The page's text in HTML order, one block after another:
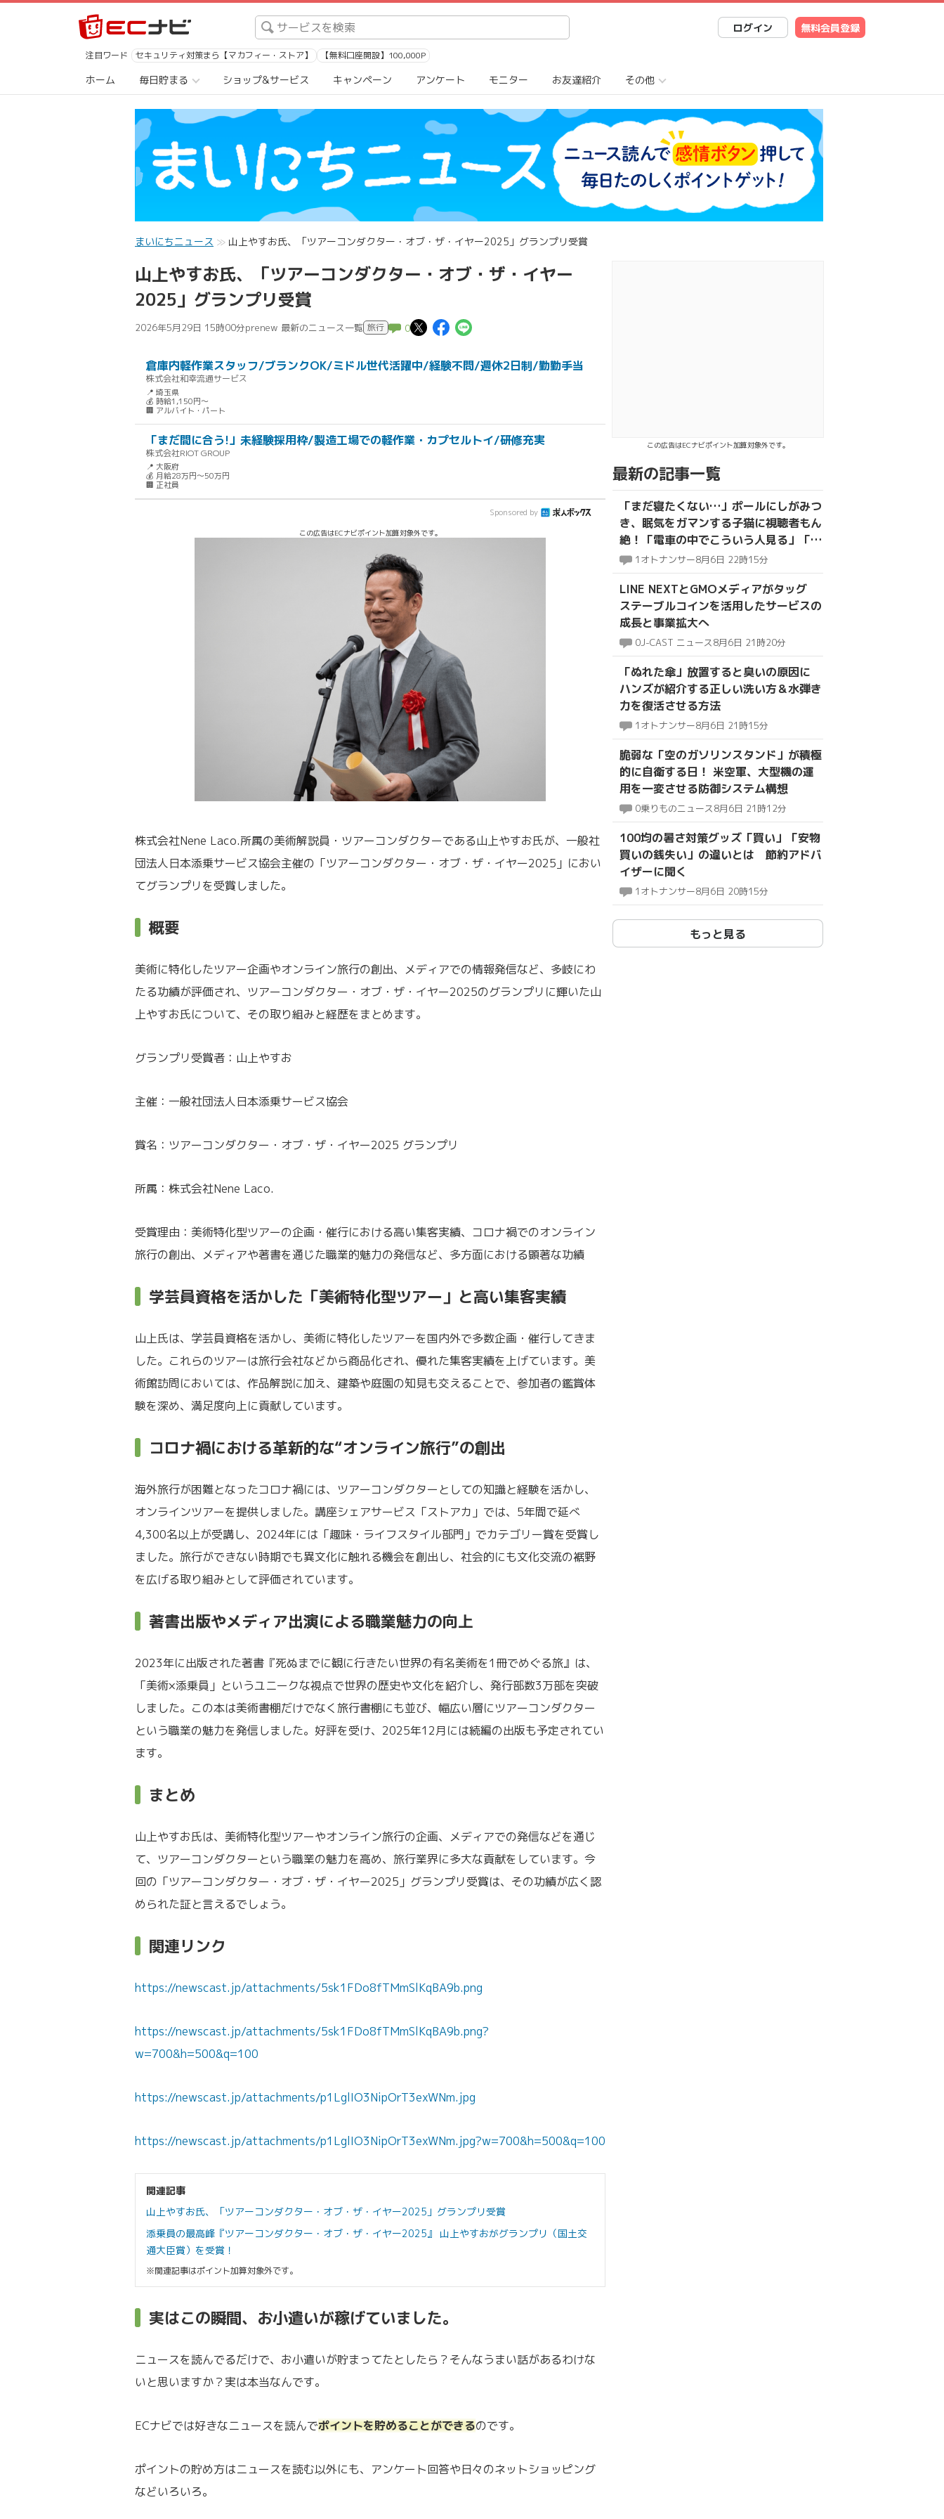
ログイン 無料会員登録
注目ワード セキュリティ対策まら【マカフィー・ストア】 【無料口座開設】100,000P
ホーム 毎日貯まる ショップ&サービス キャンペーン アンケート モニター お友達紹介 その他
まいにちニュース 山上やすお氏、「ツアーコンダクター・オブ・ザ・イヤー2025」グランプリ受賞
山上やすお氏、「ツアーコンダクター・オブ・ザ・イヤー
2025」グランプリ受賞
2026年5月29日 15時00分prenew 最新のニュース一覧 旅行 0 この記事についてポスト
この記事についてFacebookでシェア
倉庫内軽作業スタッフ/ブランクOK/ミドル世代活躍中/経験不問/週休2日制/勤勤手当
株式会社和幸流通サービス
📍 埼玉県
💰 時給1,150円～
🏢 アルバイト・パート
「まだ間に合う!」未経験採用枠/製造工場での軽作業・カプセルトイ/研修充実
株式会社RIOT GROUP
📍 大阪府
💰 月給28万円～50万円
🏢 正社員
Sponsored by
この広告はECナビポイント加算対象外です。
株式会社Nene Laco.所属の美術解説員・ツアーコンダクターである山上やすお氏が、一般社
団法人日本添乗サービス協会主催の「ツアーコンダクター・オブ・ザ・イヤー2025」におい
てグランプリを受賞しました。
概要
美術に特化したツアー企画やオンライン旅行の創出、メディアでの情報発信など、多岐にわ
たる功績が評価され、ツアーコンダクター・オブ・ザ・イヤー2025のグランプリに輝いた山
上やすお氏について、その取り組みと経歴をまとめます。
グランプリ受賞者：山上やすお
主催：一般社団法人日本添乗サービス協会
賞名：ツアーコンダクター・オブ・ザ・イヤー2025 グランプリ
所属：株式会社Nene Laco.
受賞理由：美術特化型ツアーの企画・催行における高い集客実績、コロナ禍でのオンライン
旅行の創出、メディアや著書を通じた職業的魅力の発信など、多方面における顕著な功績
学芸員資格を活かした「美術特化型ツアー」と高い集客実績
山上氏は、学芸員資格を活かし、美術に特化したツアーを国内外で多数企画・催行してきま
した。これらのツアーは旅行会社などから商品化され、優れた集客実績を上げています。美
術館訪問においては、作品解説に加え、建築や庭園の知見も交えることで、参加者の鑑賞体
験を深め、満足度向上に貢献しています。
コロナ禍における革新的な“オンライン旅行”の創出
海外旅行が困難となったコロナ禍には、ツアーコンダクターとしての知識と経験を活かし、
オンラインツアーを提供しました。講座シェアサービス「ストアカ」では、5年間で延べ
4,300名以上が受講し、2024年には「趣味・ライフスタイル部門」でカテゴリー賞を受賞し
ました。旅行ができない時期でも異文化に触れる機会を創出し、社会的にも文化交流の裾野
を広げる取り組みとして評価されています。
著書出版やメディア出演による職業魅力の向上
2023年に出版された著書『死ぬまでに観に行きたい世界の有名美術を1冊でめぐる旅』は、
「美術×添乗員」というユニークな視点で世界の歴史や文化を紹介し、発行部数3万部を突破
しました。この本は美術書棚だけでなく旅行書棚にも並び、幅広い層にツアーコンダクター
という職業の魅力を発信しました。好評を受け、2025年12月には続編の出版も予定されてい
ます。
まとめ
山上やすお氏は、美術特化型ツアーやオンライン旅行の企画、メディアでの発信などを通じ
て、ツアーコンダクターという職業の魅力を高め、旅行業界に多大な貢献をしています。今
回の「ツアーコンダクター・オブ・ザ・イヤー2025」グランプリ受賞は、その功績が広く認
められた証と言えるでしょう。
関連リンク
https://newscast.jp/attachments/5sk1FDo8fTMmSlKqBA9b.png
https://newscast.jp/attachments/5sk1FDo8fTMmSlKqBA9b.png?
w=700&h=500&q=100
https://newscast.jp/attachments/p1LglIO3NipOrT3exWNm.jpg
https://newscast.jp/attachments/p1LglIO3NipOrT3exWNm.jpg?w=700&h=500&q=100
関連記事
山上やすお氏、「ツアーコンダクター・オブ・ザ・イヤー2025」グランプリ受賞
添乗員の最高峰『ツアーコンダクター・オブ・ザ・イヤー2025』 山上やすおがグランプリ（国土交
通大臣賞）を受賞！
※関連記事はポイント加算対象外です。
実はこの瞬間、お小遣いが稼げていました。
ニュースを読んでるだけで、お小遣いが貯まってたとしたら？そんなうまい話があるわけな
いと思いますか？実は本当なんです。
ECナビでは好きなニュースを読んでポイントを貯めることができるのです。
ポイントの貯め方はニュースを読む以外にも、アンケート回答や日々のネットショッピング
などいろいろ。
この広告はECナビポイント加算対象外です。
最新の記事一覧
「まだ寝たくない…」ポールにしがみつ
き、眠気をガマンする子猫に視聴者もん
絶！「電車の中でこういう人見る」「か
わいいは正義」
1 オトナンサー8月6日 22時15分
LINE NEXTとGMOメディアがタッグ
ステーブルコインを活用したサービスの
成長と事業拡大へ
0J-CAST ニュース8月6日 21時20分
「ぬれた傘」放置すると臭いの原因に
ハンズが紹介する正しい洗い方＆水弾き
力を復活させる方法
1 オトナンサー8月6日 21時15分
脆弱な「空のガソリンスタンド」が積極
的に自衛する日！ 米空軍、大型機の運
用を一変させる防御システム構想
0乗りものニュース8月6日 21時12分
100均の暑さ対策グッズ「買い」「安物
買いの銭失い」の違いとは 節約アドバ
イザーに聞く
1 オトナンサー8月6日 20時15分
もっと見る